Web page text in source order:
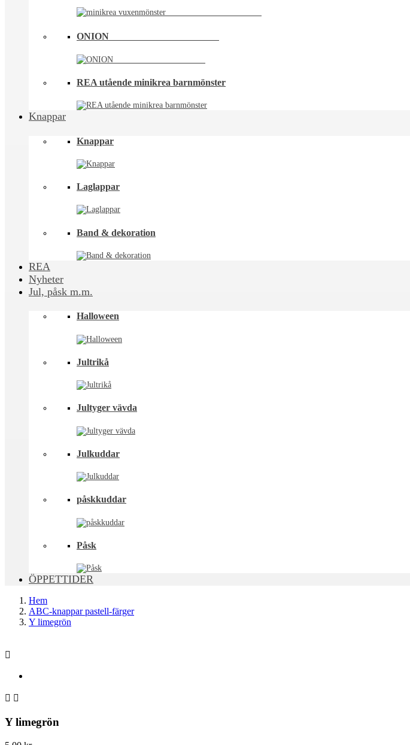
ONION ⠀⠀⠀⠀⠀⠀⠀⠀⠀⠀⠀⠀⠀⠀⠀
REA utående minikrea barnmönster
Knappar
Knappar
Laglappar
Band & dekoration
REA
Nyheter
Jul, påsk m.m.
Halloween
Jultrikå
Jultyger vävda
Julkuddar
påskkuddar
Påsk
ÖPPETTIDER
Hem
ABC-knappar pastell-färger
Y limegrön

 
Y limegrön